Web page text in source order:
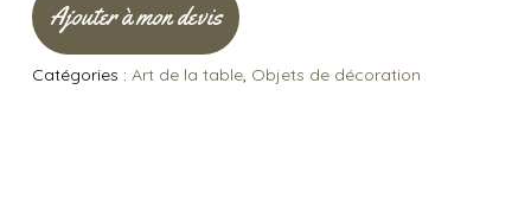
Ajouter à mon devis
Catégories : Art de la table, Objets de décoration